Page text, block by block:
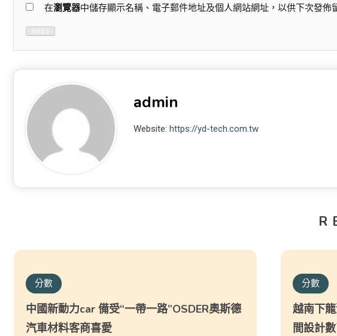
在瀏覽器中儲存顯示名稱、電子郵件地址及個人網站網址，以供下次發佈
admin
Website:https://yd-tech.com.tw
分數
中國新動力car 備受“一帶一路”OSDER奧斯德
汽車材料客商喜愛
分數
越南下
間設計